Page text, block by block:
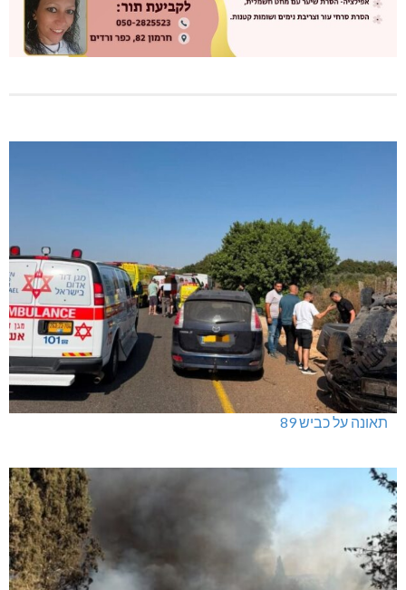
תאונה על כביש 89